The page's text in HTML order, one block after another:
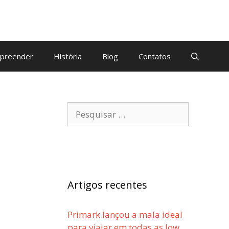
História Blog Contatos
Artigos recentes
Primark lançou a mala ideal